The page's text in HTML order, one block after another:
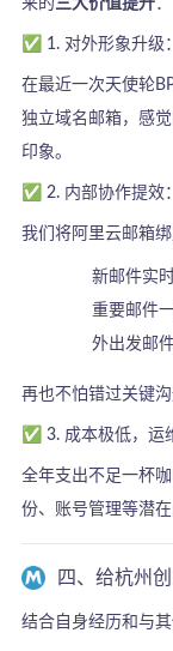
来的三大价值提升：
✅ 1. 对外形象升级
在最近一次天使轮
独立域名邮箱，感
印象。
✅ 2. 内部协作提效
我们将阿里云邮箱绑
新邮件实
重要邮件
外出发邮
再也不怕错过关键沟
✅ 3. 成本极低，运
全年支出不足一杯
份、账号管理等潜
四、给杭州
结合自身经历和与